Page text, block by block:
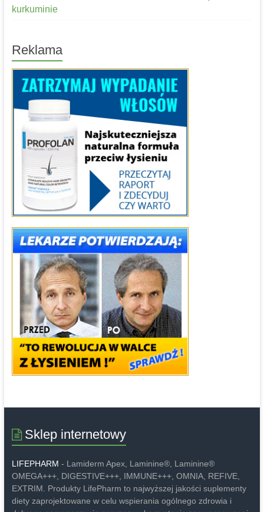
kurkuminie
Reklama
Sklep internetowy
LIFEPHARM - Lamiderm Apex, Laminine®, Laminine®
OMEGA+++, DIGESTIVE+++, IMMUNE+++, OMNIA, REFIVE,
EXTRIM. Produkty LifePharm to najwyższej jakości suplementy
diety zaprojektowane w celu wspierania ogólnego zdrowia i